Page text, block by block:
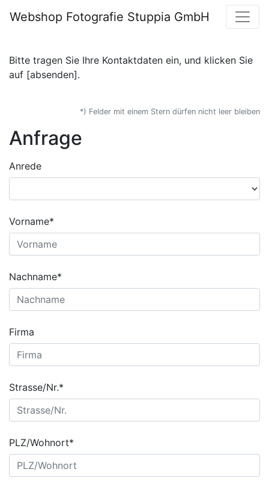
Webshop Fotografie Stuppia GmbH
Bitte tragen Sie Ihre Kontaktdaten ein, und klicken Sie
auf [absenden].
*) Felder mit einem Stern dürfen nicht leer bleiben
Anfrage
Anrede
Vorname*
Nachname*
Firma
Strasse/Nr.*
PLZ/Wohnort*